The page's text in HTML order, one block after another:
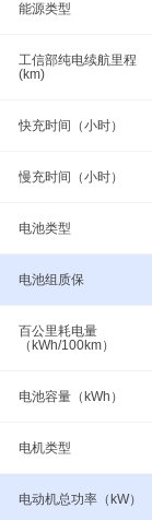
能源类型
工信部纯电续航里程
(km)
快充时间（小时）
慢充时间（小时）
电池类型
电池组质保
百公里耗电量
（kWh/100km）
电池容量（kWh）
电机类型
电动机总功率（kW）